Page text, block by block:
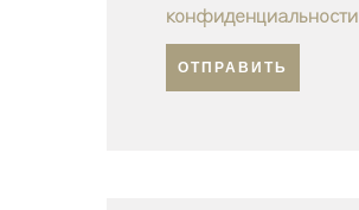
конфиденциальности
ОТПРАВИТЬ